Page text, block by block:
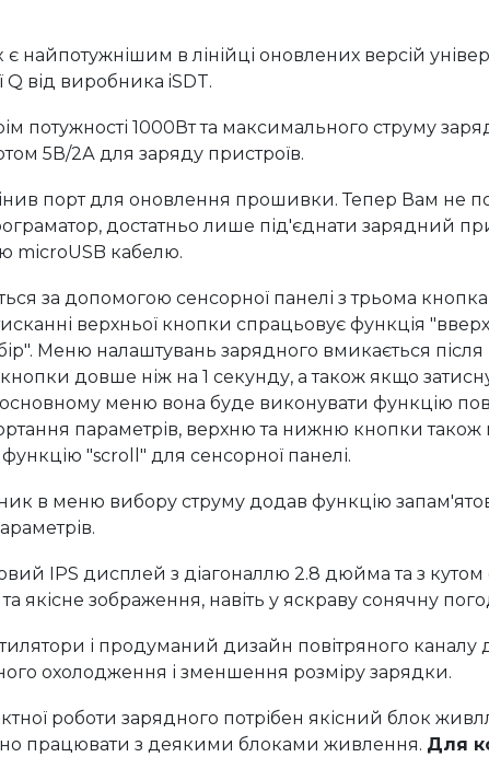
найпотужнішим в лінійці оновлених версій
Q від виробника iSDT.
потужності 1000Вт та максимального струму
5В/2А для заряду пристроїв.
порт для оновлення прошивки. Тепер Вам не
достатньо лише під'єднати зарядний
microUSB кабелю.
за допомогою сенсорної панелі з трьома
верхньої кнопки спрацьовує функція
Меню налаштувань зарядного вмикається після
довше ніж на 1 секунду, а також якщо
меню вона буде виконувати функцію
параметрів, верхню та нижню кнопки
"scroll" для сенсорної панелі.
в меню вибору струму додав функцію
IPS дисплей з діагоналлю 2.8 дюйма та з кутом
та якісне зображення, навіть у яскраву сонячну
і продуманий дизайн повітряного каналу
охолодження і зменшення розміру зарядки.
роботи зарядного потрібен якісний блок
працювати з деякими блоками живлення. Для